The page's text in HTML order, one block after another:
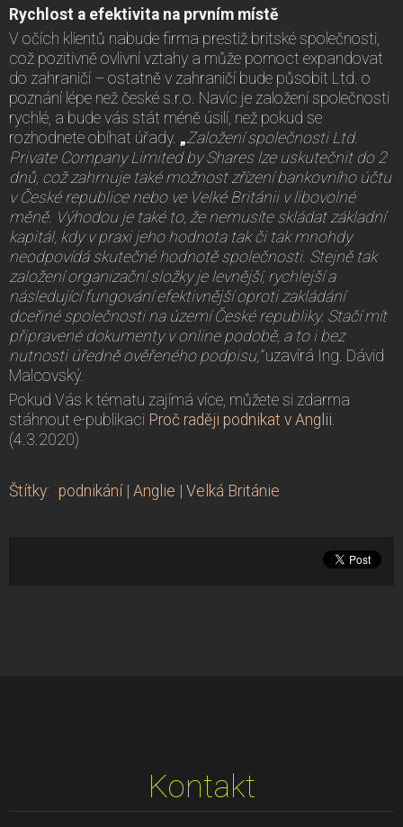
Rychlost a efektivita na prvním místě
V očích klientů nabude firma prestiž britské společnosti,
což pozitivně ovlivní vztahy a může pomoct expandovat
do zahraničí – ostatně v zahraničí bude působit Ltd. o
poznání lépe než české s.r.o. Navíc je založení společnosti
rychlé, a bude vás stát méně úsilí, než pokud se
rozhodnete obíhat úřady. „Založení společnosti Ltd.
Private Company Limited by Shares lze uskutečnit do 2
dnů, což zahrnuje také možnost zřízení bankovního účtu
v České republice nebo ve Velké Británii v libovolné
měně. Výhodou je také to, že nemusíte skládat základní
kapitál, kdy v praxi jeho hodnota tak či tak mnohdy
neodpovídá skutečné hodnotě společnosti. Stejně tak
založení organizační složky je levnější, rychlejší a
následující fungování efektivnější oproti zakládání
dceřiné společnosti na území České republiky. Stačí mít
připravené dokumenty v online podobě, a to i bez
nutnosti úředně ověřeného podpisu,”uzavírá Ing. Dávid
Malcovský.
Pokud Vás k tématu zajímá více, můžete si zdarma
stáhnout e-publikaci Proč raději podnikat v Anglii.
(4.3.2020)
Štítky: podnikání | Anglie | Velká Británie
Kontakt